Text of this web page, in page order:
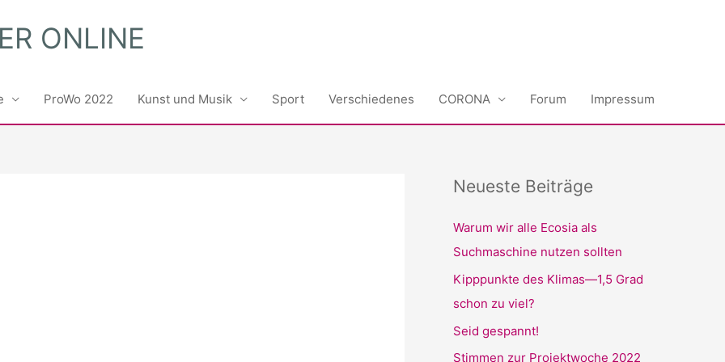
ONLINE
ProWo 2022 Kunst und Musik Sport Verschiedenes CORONA Forum Impressum
Neueste Beiträge
Warum wir alle Ecosia als
Suchmaschine nutzen sollten
Kipppunkte des Klimas—1,5 Grad
schon zu viel?
Seid gespannt!
Stimmen zur Projektwoche 2022